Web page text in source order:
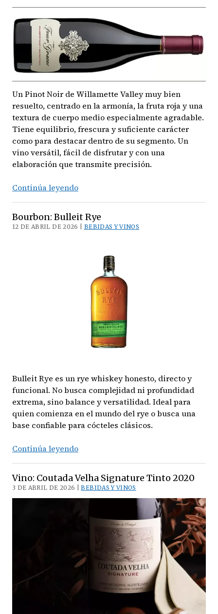
Malt)
Un Pinot Noir de Willamette Valley muy bien
resuelto, centrado en la armonía, la fruta roja y una
textura de cuerpo medio especialmente agradable.
Tiene equilibrio, frescura y suficiente carácter
como para destacar dentro de su segmento. Un
vino versátil, fácil de disfrutar y con una
elaboración que transmite precisión.
Continúa leyendoVino:
Four
Graces
Bourbon: Bulleit Rye
12 DE ABRIL DE 2026 | BEBIDAS Y VINOS
Bulleit Rye es un rye whiskey honesto, directo y
funcional. No busca complejidad ni profundidad
extrema, sino balance y versatilidad. Ideal para
quien comienza en el mundo del rye o busca una
base confiable para cócteles clásicos.
Continúa leyendoBourbon:
Rye
Vino: Coutada Velha Signature Tinto 2020
3 DE ABRIL DE 2026 |BEBIDAS Y VINOS